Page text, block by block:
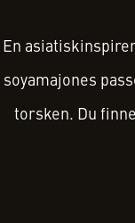
En
soyamajones
torsken. Du